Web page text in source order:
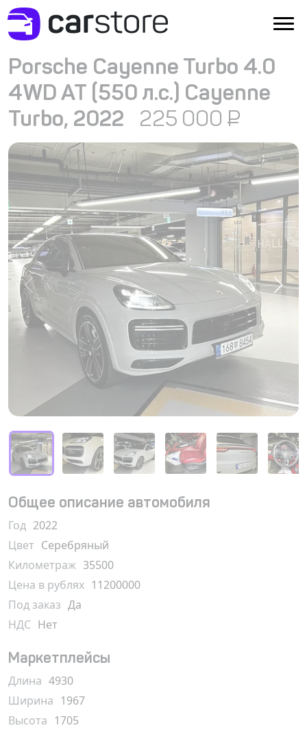
Porsche Cayenne Turbo 4.0
4WD AT (550 л.с.) Cayenne
Turbo, 2022
225 000 ₽
Общее описание автомобиля
Год 2022
Цвет Серебряный
Километраж 35500
Цена в рублях 11200000
Под заказ Да
НДС Нет
Маркетплейсы
Длина 4930
Ширина 1967
Высота 1705